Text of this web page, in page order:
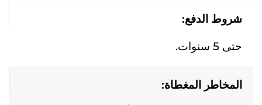
شروط الدفع:
حتى 5 سنوات.
المخاطر المغطاة: